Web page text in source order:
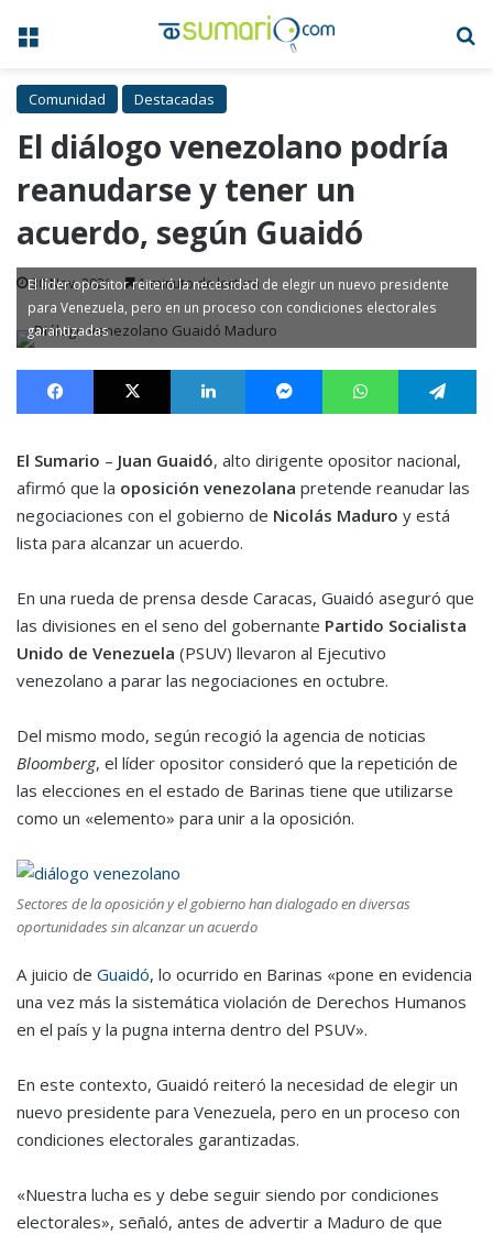
Menú
Comunidad Destacadas
El diálogo venezolano podría
reanudarse y tener un
acuerdo, según Guaidó
30 Nov, 2021 1 minuto de lectura
El líder opositor reiteró la necesidad de elegir un nuevo presidente
para Venezuela, pero en un proceso con condiciones electorales
garantizadas
Facebook X LinkedIn MessengerWhatsApp
El Sumario – Juan Guaidó, alto dirigente opositor nacional,
afirmó que la oposición venezolana pretende reanudar las
negociaciones con el gobierno de Nicolás Maduro y está
lista para alcanzar un acuerdo.
En una rueda de prensa desde Caracas, Guaidó aseguró que
las divisiones en el seno del gobernante Partido Socialista
Unido de Venezuela (PSUV) llevaron al Ejecutivo
venezolano a parar las negociaciones en octubre.
Del mismo modo, según recogió la agencia de noticias
Bloomberg, el líder opositor consideró que la repetición de
las elecciones en el estado de Barinas tiene que utilizarse
como un «elemento» para unir a la oposición.
Sectores de la oposición y el gobierno han dialogado en diversas
oportunidades sin alcanzar un acuerdo
A juicio de Guaidó, lo ocurrido en Barinas «pone en evidencia
una vez más la sistemática violación de Derechos Humanos
en el país y la pugna interna dentro del PSUV».
En este contexto, Guaidó reiteró la necesidad de elegir un
nuevo presidente para Venezuela, pero en un proceso con
condiciones electorales garantizadas.
«Nuestra lucha es y debe seguir siendo por condiciones
electorales», señaló, antes de advertir a Maduro de que